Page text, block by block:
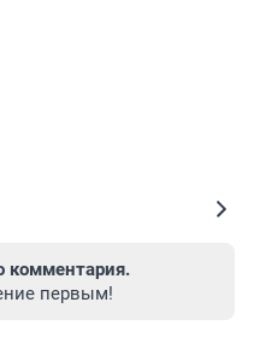
комментария.
первым!